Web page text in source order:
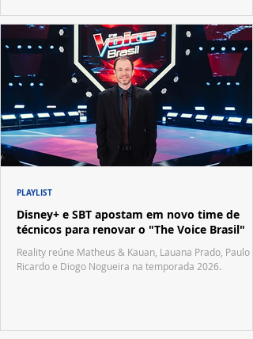
Disney+ e SBT apostam em novo time de
técnicos para renovar o "The Voice Brasil"
Reality reúne Matheus & Kauan, Lauana Prado, Paulo
Ricardo e Diogo Nogueira na temporada 2026.
PLAYLIST